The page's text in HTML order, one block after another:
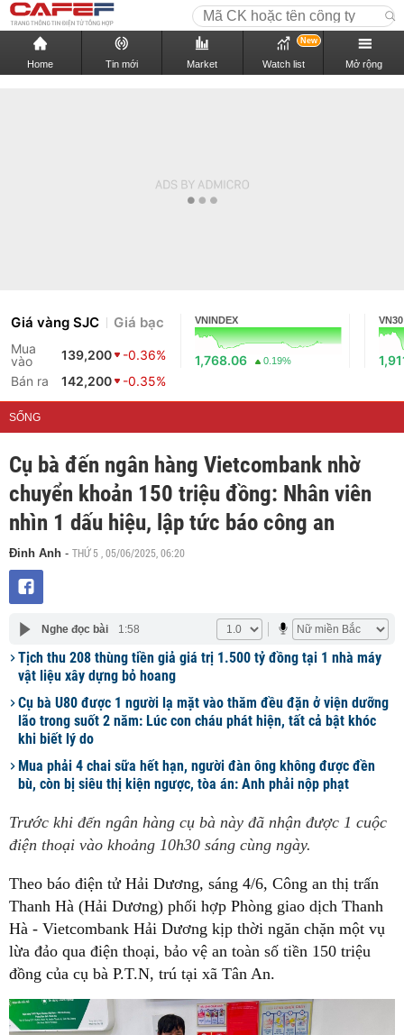
Home Tin mới Market Watch list
New
Mở rộng
Giá vàng SJC Giá bạc
Mua
vào
139,200
-0.36%
Bán ra
142,200 -0.35%
VNINDEX
1,768.06 0.19%
VN30
SỐNG
Cụ bà đến ngân hàng Vietcombank nhờ
chuyển khoản 150 triệu đồng: Nhân viên
nhìn 1 dấu hiệu, lập tức báo công an
Đinh Anh - THỨ 5 , 05/06/2025, 06:20
Nghe đọc bài 1:58
Tịch thu 208 thùng tiền giả giá trị 1.500 tỷ đồng tại 1 nhà máy
vật liệu xây dựng bỏ hoang
Cụ bà U80 được 1 người lạ mặt vào thăm đều đặn ở viện dưỡng
lão trong suốt 2 năm: Lúc con cháu phát hiện, tất cả bật khóc
khi biết lý do
Mua phải 4 chai sữa hết hạn, người đàn ông không được đền
bù, còn bị siêu thị kiện ngược, tòa án: Anh phải nộp phạt
Trước khi đến ngân hàng cụ bà này đã nhận được 1 cuộc
điện thoại vào khoảng 10h30 sáng cùng ngày.
Theo báo điện tử Hải Dương, sáng 4/6, Công an thị trấn
Thanh Hà (Hải Dương) phối hợp Phòng giao dịch Thanh
Hà - Vietcombank Hải Dương kịp thời ngăn chặn một vụ
lừa đảo qua điện thoại, bảo vệ an toàn số tiền 150 triệu
đồng của cụ bà P.T.N, trú tại xã Tân An.